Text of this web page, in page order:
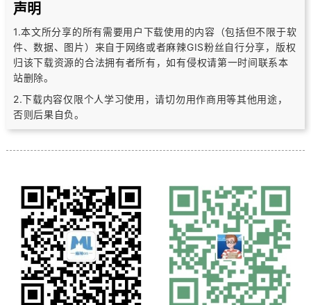
声明
1.本文所分享的所有需要用户下载使用的内容（包括但不限于软
件、数据、图片） 来自于网络或者麻辣GIS粉丝自行分享，版权
归该下载资源的合法拥有者所有，如有侵权请第一时间联系本
站删除。
2.下载内容仅限个人学习使用，请切勿用作商用等其他用途，
否则后果自负。